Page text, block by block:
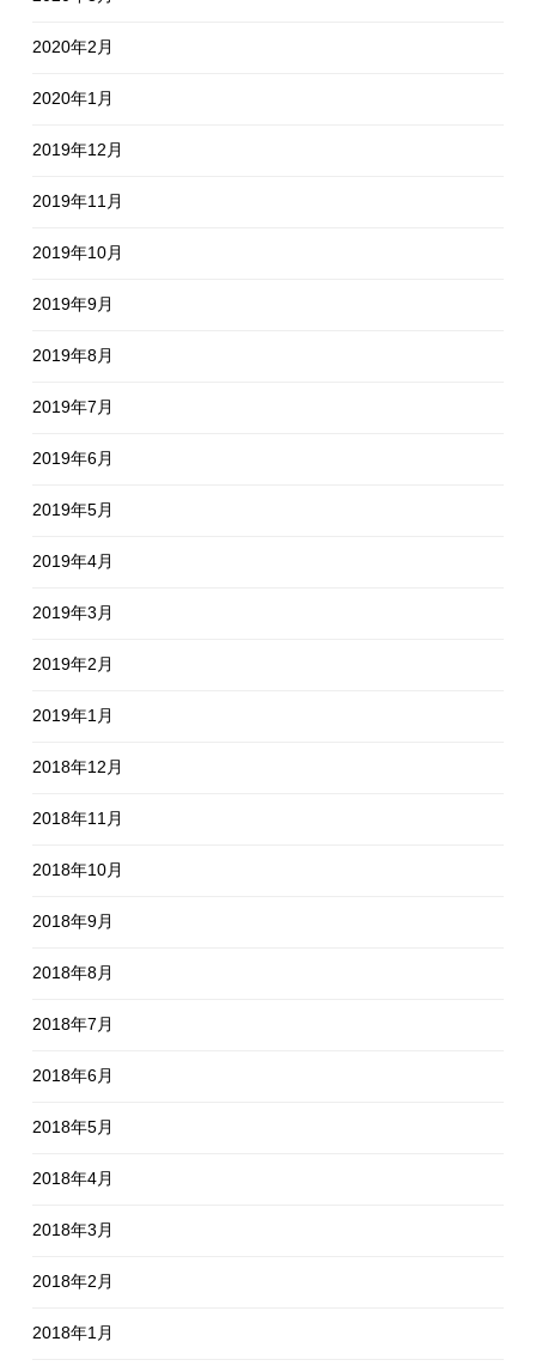
2020年2月
2020年1月
2019年12月
2019年11月
2019年10月
2019年9月
2019年8月
2019年7月
2019年6月
2019年5月
2019年4月
2019年3月
2019年2月
2019年1月
2018年12月
2018年11月
2018年10月
2018年9月
2018年8月
2018年7月
2018年6月
2018年5月
2018年4月
2018年3月
2018年2月
2018年1月